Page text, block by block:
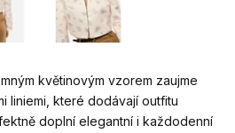
květinovým vzorem zaujme
liniemi, které dodávají outfitu
doplní elegantní i každodenní